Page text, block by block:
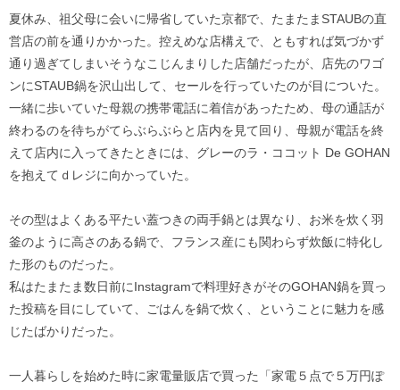
夏休み、祖父母に会いに帰省していた京都で、たまたまSTAUBの直
営店の前を通りかかった。控えめな店構えで、ともすれば気づかず
通り過ぎてしまいそうなこじんまりした店舗だったが、店先のワゴ
ンにSTAUB鍋を沢山出して、セールを行っていたのが目についた。
一緒に歩いていた母親の携帯電話に着信があったため、母の通話が
終わるのを待ちがてらぶらぶらと店内を見て回り、母親が電話を終
えて店内に入ってきたときには、グレーのラ・ココット De GOHAN
を抱えてｄレジに向かっていた。
その型はよくある平たい蓋つきの両手鍋とは異なり、お米を炊く羽
釜のように高さのある鍋で、フランス産にも関わらず炊飯に特化し
た形のものだった。
私はたまたま数日前にInstagramで料理好きがそのGOHAN鍋を買っ
た投稿を目にしていて、ごはんを鍋で炊く、ということに魅力を感
じたばかりだった。
一人暮らしを始めた時に家電量販店で買った「家電５点で５万円ぽ